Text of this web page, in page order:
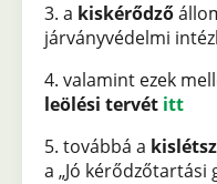
3. a kiskérődző
járványvédelmi
4. valamint ezek
leölési tervét itt
5. továbbá a
a „Jó kérődzőtartási